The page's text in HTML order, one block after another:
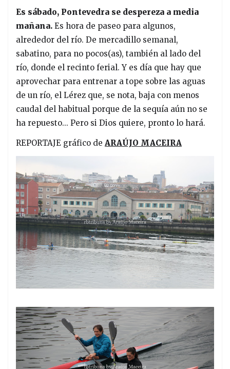
Es sábado, Pontevedra se despereza a media
mañana. Es hora de paseo para algunos,
alrededor del río. De mercadillo semanal,
sabatino, para no pocos(as), también al lado del
río, donde el recinto ferial. Y es día que hay que
aprovechar para entrenar a tope sobre las aguas
de un río, el Lérez que, se nota, baja con menos
caudal del habitual porque de la sequía aún no se
ha repuesto... Pero si Dios quiere, pronto lo hará.
REPORTAJE gráfico de ARAÚJO MACEIRA